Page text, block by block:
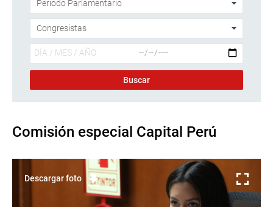
Comisión especial Capital Perú
Descargar foto